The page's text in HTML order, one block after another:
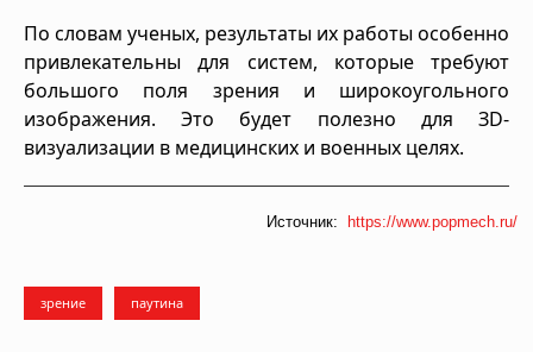
По словам ученых, результаты их работы особенно
привлекательны для систем, которые требуют
большого поля зрения и широкоугольного
изображения. Это будет полезно для ЗD-
визуализации в медицинских и военных целях.
Источник: https://www.popmech.ru/
зрение паутина